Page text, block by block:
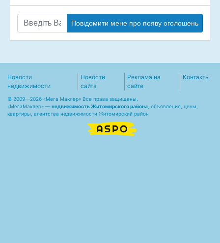
Повідомити мене про появу оголошень
Новости
недвижимости
Новости
сайта
Реклама на
сайте
Контакты
© 2009—2026 «Мега Маклер» Все права защищены.
«МегаМаклер» — недвижимость Житомирского района , объявления, цены,
квартиры, агентства недвижимости Житомирский район